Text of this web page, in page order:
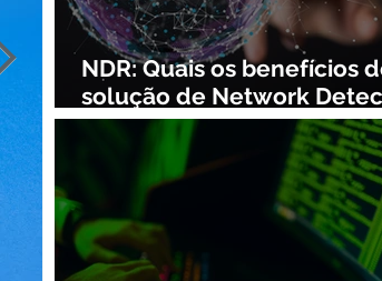
NDR: Quais os benefícios
solução de Network
and Response?